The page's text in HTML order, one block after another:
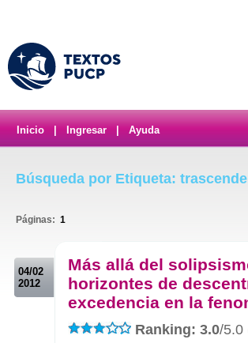
Inicio Ingresar Ayuda
Búsqueda por Etiqueta:
Páginas: 1
04/02
2012
Más allá del
horizontes de
excedencia en la
Ranking: 3.0/5.0